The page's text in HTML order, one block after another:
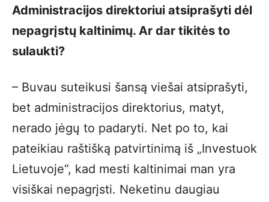
Administracijos direktoriui atsiprašyti dėl
nepagrįstų kaltinimų. Ar dar tikitės to
sulaukti?
– Buvau suteikusi šansą viešai atsiprašyti,
bet administracijos direktorius, matyt,
nerado jėgų to padaryti. Net po to, kai
pateikiau raštišką patvirtinimą iš „Investuok
Lietuvoje“, kad mesti kaltinimai man yra
visiškai nepagrįsti. Neketinu daugiau